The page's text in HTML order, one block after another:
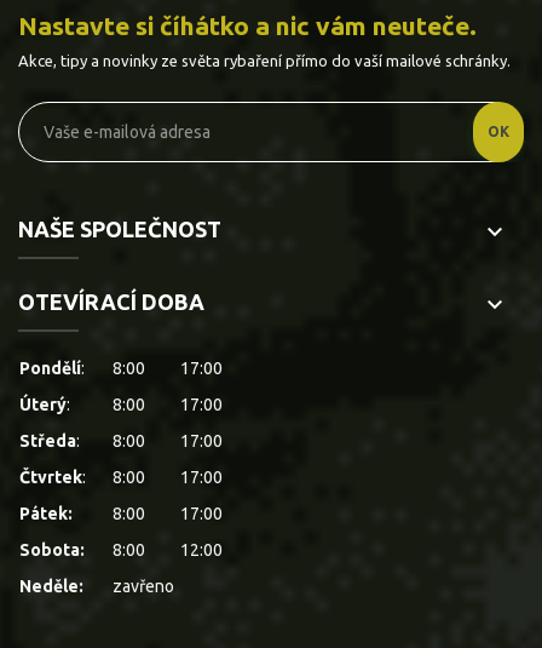
Nastavte si číhátko a nic vám neuteče.
Akce, tipy a novinky ze světa rybaření přímo do vaší mailové schránky.
NAŠE SPOLEČNOST keyboard_arrow_down
OTEVÍRACÍ DOBA keyboard_arrow_down
Pondělí: 8:00
17:00
Úterý: 8:00
17:00
Středa: 8:00
17:00
Čtvrtek: 8:00
17:00
Pátek:
8:00
17:00
Sobota:
8:00
12:00
Neděle:
zavřeno